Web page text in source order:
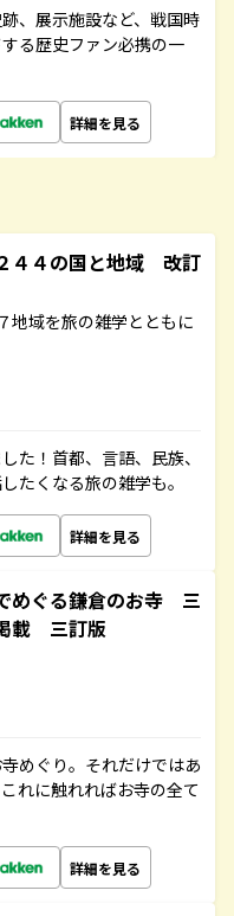
、展示施設など、戦国時
る歴史ファン必携の一
詳細を見る
４４の国と地域 改訂
地域を旅の雑学とともに
た！首都、言語、民族、
たくなる旅の雑学も。
詳細を見る
めぐる鎌倉のお寺 三
載 三訂版
めぐり。それだけではあ
れに触れればお寺の全て
詳細を見る